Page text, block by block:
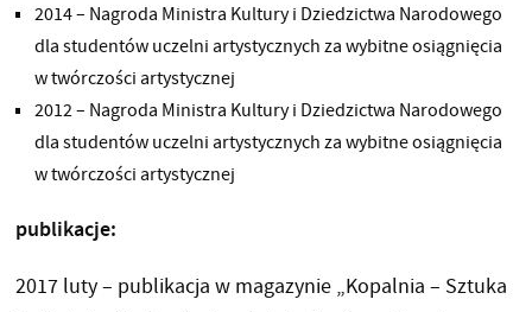
2014 – Nagroda Ministra Kultury i Dziedzictwa Narodowego
dla studentów uczelni artystycznych za wybitne osiągnięcia
w twórczości artystycznej
2012 – Nagroda Ministra Kultury i Dziedzictwa Narodowego
dla studentów uczelni artystycznych za wybitne osiągnięcia
w twórczości artystycznej
publikacje:
2017 luty – publikacja w magazynie „Kopalnia – Sztuka